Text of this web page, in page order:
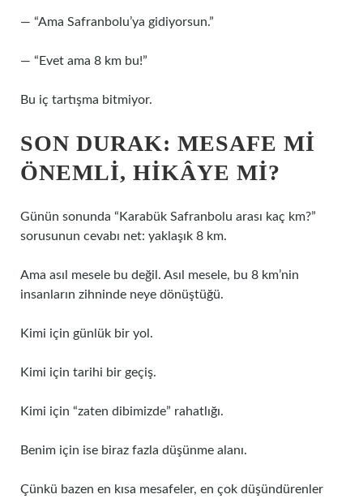
— “Ama Safranbolu’ya gidiyorsun.”
— “Evet ama 8 km bu!”
Bu iç tartışma bitmiyor.
SON DURAK: MESAFE MI
ÖNEMLI, HIKÂYE MI?
Günün sonunda “Karabük Safranbolu arası kaç km?”
sorusunun cevabı net: yaklaşık 8 km.
Ama asıl mesele bu değil. Asıl mesele, bu 8 km’nin
insanların zihninde neye dönüştüğü.
Kimi için günlük bir yol.
Kimi için tarihi bir geçiş.
Kimi için “zaten dibimizde” rahatlığı.
Benim için ise biraz fazla düşünme alanı.
Çünkü bazen en kısa mesafeler, en çok düşündürenler